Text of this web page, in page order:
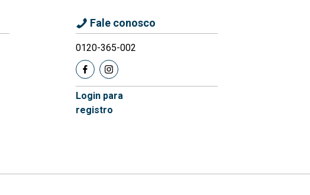
Fale conosco
0120-365-002
Login para
registro